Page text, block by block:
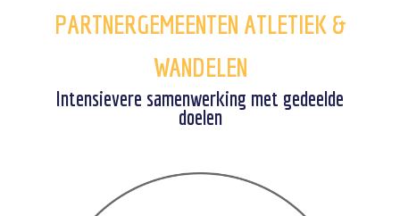
PARTNERGEMEENTEN ATLETIEK &
WANDELEN
Intensievere samenwerking met gedeelde
doelen